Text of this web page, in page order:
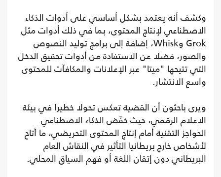
وكشف أنه يعتمد بشكل أساسي على أدوات الذكاء
الاصطناعي لإنتاج المحتوى، بما في ذلك أدوات مثل
Grok وWhisk، إضافة إلى برامج توليد النصوص
والصور، فضلا عن الاستفادة من أدوات تحقيق الدخل
التي تتيحها "ميتا" عبر الإعلانات والمكافآت للمحتوى
واسع الانتشار.
ويرى باحثون أن القضية تعكس تحولا خطيرا في بيئة
الإعلام الرقمي، حيث خفّض الذكاء الاصطناعي
الحواجز التقنية أمام إنتاج المحتوى التحريضي، ما أتاح
لأشخاص خارج بريطانيا التأثير في النقاش العام
البريطاني دون إتقان اللغة أو فهم السياق المحلي.